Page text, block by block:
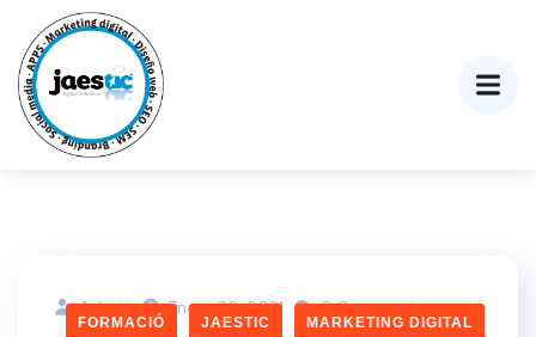
FORMACIÓ JAESTIC MARKETING DIGITAL
Admin Enero 20, 2021 0 Comments